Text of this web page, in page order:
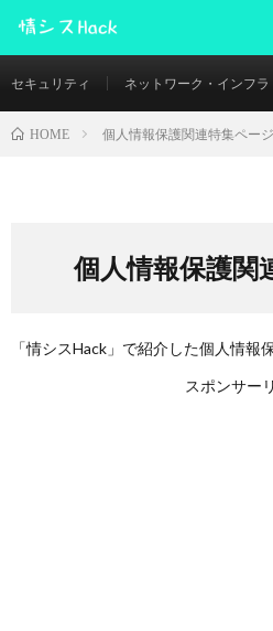
セキュリティ ネットワーク・インフラ
HOME 個人情報保護関連特集ページ
個人情報保護関
「情シスHack」で紹介した個人情報
スポンサー